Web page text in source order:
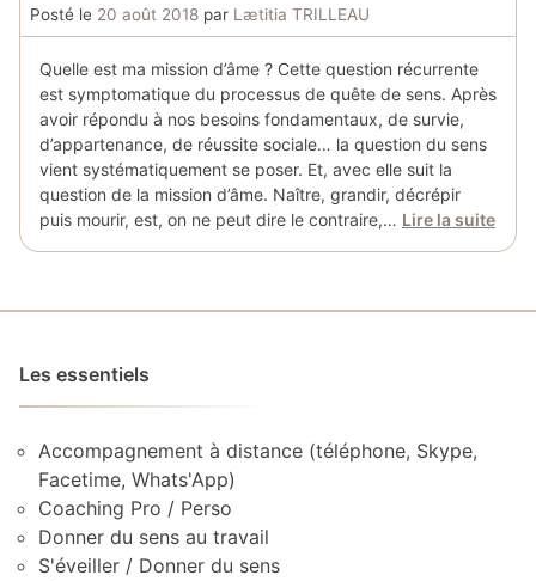
Posté le 20 août 2018 par Lætitia TRILLEAU
Quelle est ma mission d’âme ? Cette question récurrente
est symptomatique du processus de quête de sens. Après
avoir répondu à nos besoins fondamentaux, de survie,
d’appartenance, de réussite sociale… la question du sens
vient systématiquement se poser. Et, avec elle suit la
question de la mission d’âme. Naître, grandir, décrépir
puis mourir, est, on ne peut dire le contraire,… Lire la suite
Les essentiels
Accompagnement à distance (téléphone, Skype,
Facetime, Whats'App)
Coaching Pro / Perso
Donner du sens au travail
S'éveiller / Donner du sens